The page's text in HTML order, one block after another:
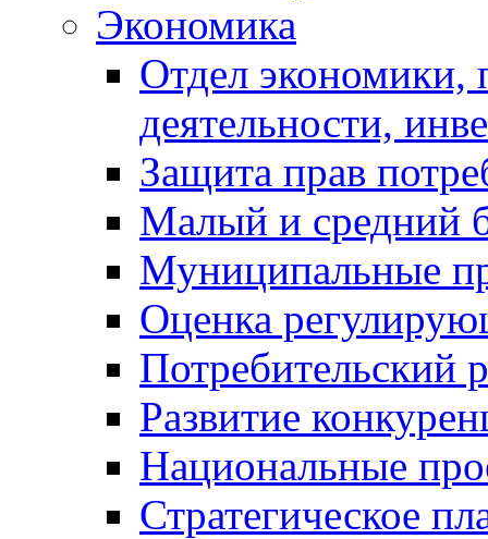
Экономика
Отдел экономики,
деятельности,
Защита прав
Малый и средний
Муниципальные
Оценка
Потребительский
Развитие
Национальные
Стратегическое